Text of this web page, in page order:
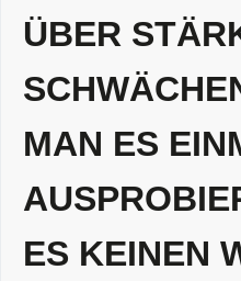
ÜBER
MAN ES
ES KEINEN